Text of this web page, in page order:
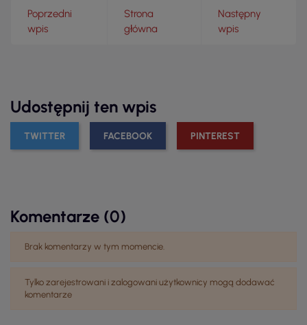
Poprzedni
wpis
Strona
główna
Następny
wpis
Udostępnij ten wpis
TWITTER FACEBOOK PINTEREST
Komentarze (0)
Brak komentarzy w tym momencie.
Tylko zarejestrowani i zalogowani użytkownicy mogą dodawać
komentarze